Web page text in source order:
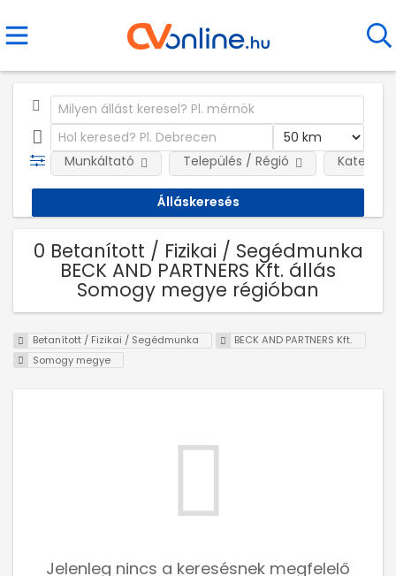
Munkáltató Település / Régió
0 Betanított / Fizikai / Segédmunka
BECK AND PARTNERS Kft. állás
Somogy megye régióban
Betanított / Fizikai / Segédmunka
BECK AND PARTNERS Kft.
Somogy megye
Jelenleg nincs a keresésnek megfelelő